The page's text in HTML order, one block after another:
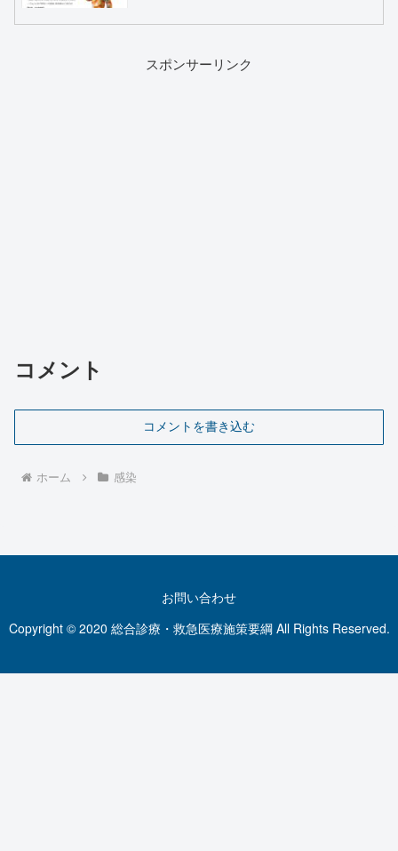
スポンサーリンク
コメント
コメントを書き込む
ホーム 感染
お問い合わせ
Copyright © 2020 総合診療・救急医療施策要綱 All Rights Reserved.